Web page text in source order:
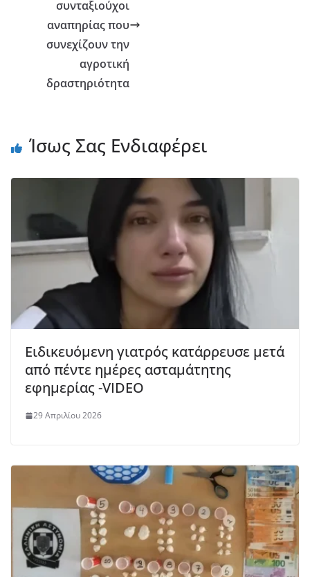
συνταξιούχοι
αναπηρίας που
συνεχίζουν την
αγροτική
δραστηριότητα
Ίσως Σας Ενδιαφέρει
Ειδικευόμενη γιατρός κατάρρευσε μετά
από πέντε ημέρες ασταμάτητης
εφημερίας -VIDEO
29 Απριλίου 2026